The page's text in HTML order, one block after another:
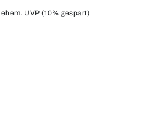
ehem. UVP (10% gespart)